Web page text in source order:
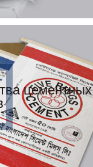
цементных